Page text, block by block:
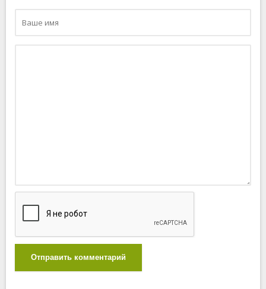
Отправить комментарий